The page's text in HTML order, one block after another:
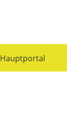
Hauptportal